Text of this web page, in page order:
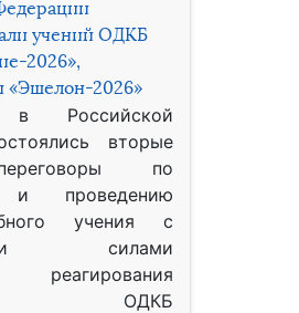
учений ОДКБ
2026»,
«Эшелон-2026»
Российской
вторые
по
и проведению
учения с
силами
реагирования
ОДКБ